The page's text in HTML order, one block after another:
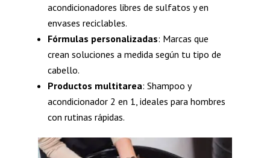
acondicionadores libres de sulfatos y en
envases reciclables.
Fórmulas personalizadas: Marcas que
crean soluciones a medida según tu tipo de
cabello.
Productos multitarea: Shampoo y
acondicionador 2 en 1, ideales para hombres
con rutinas rápidas.